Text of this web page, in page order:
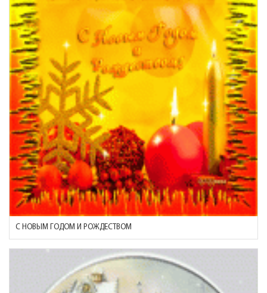
С НОВЫМ ГОДОМ И РОЖДЕСТВОМ